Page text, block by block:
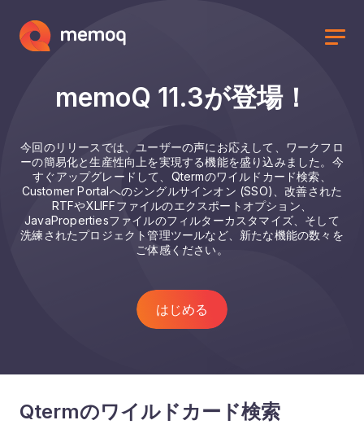
memoQ 11.3が登場！
今回のリリースでは、ユーザーの声にお応えして、ワークフロ
ーの簡易化と生産性向上を実現する機能を盛り込みました。今
すぐアップグレードして、Qtermのワイルドカード検索、
Customer Portalへのシングルサインオン (SSO)、改善された
RTFやXLIFFファイルのエクスポートオプション、
JavaPropertiesファイルのフィルターカスタマイズ、そして
洗練されたプロジェクト管理ツールなど、新たな機能の数々を
ご体感ください。
はじめる
Qtermのワイルドカード検索